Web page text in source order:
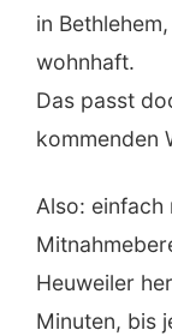
in
wohnhaft.
Das passt
kommenden
Also: einfach
Heuweiler
Minuten, bis